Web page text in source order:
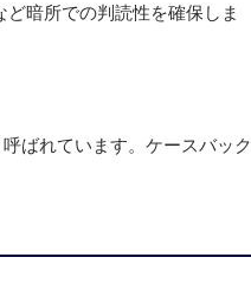
暗所での判読性を確保しま
ばれています。ケースバック